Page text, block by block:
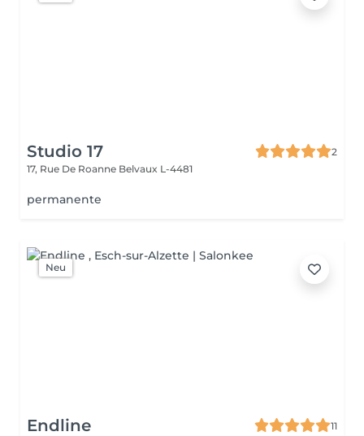
Studio 17
2
17, Rue De Roanne Belvaux L-4481
permanente
Neu
Endline
11